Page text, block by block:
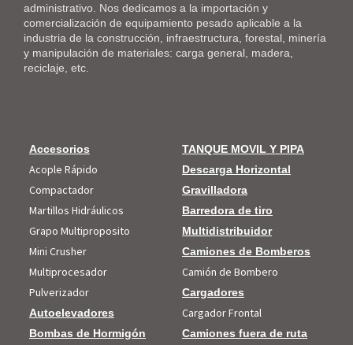
administrativo. Nos dedicamos a la importación y
comercialización de equipamiento pesado aplicable a la
industria de la construcción, infraestructura, forestal, minería
y manipulación de materiales: carga general, madera,
reciclaje, etc.
Accesorios
Acople Rápido
Compactador
Martillos Hidráulicos
Grapo Multiproposito
Mini Crusher
Multiprocesador
Pulverizador
Autoelevadores
Bombas de Hormigón
TANQUE MOVIL Y PIPA
Descarga Horizontal
Gravilladora
Barredora de tiro
Multidistribuidor
Camiones de Bomberos
Camión de Bombero
Cargadores
Cargador Frontal
Camiones fuera de ruta